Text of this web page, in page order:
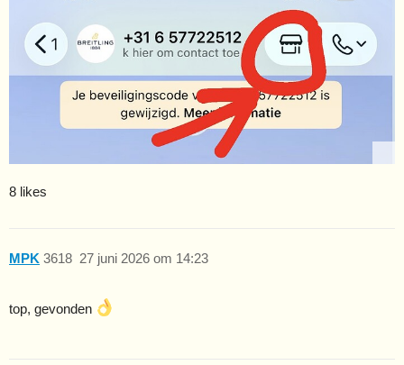
8 likes
MPK 27 juni 2026 om 14:23
3618
top, gevonden